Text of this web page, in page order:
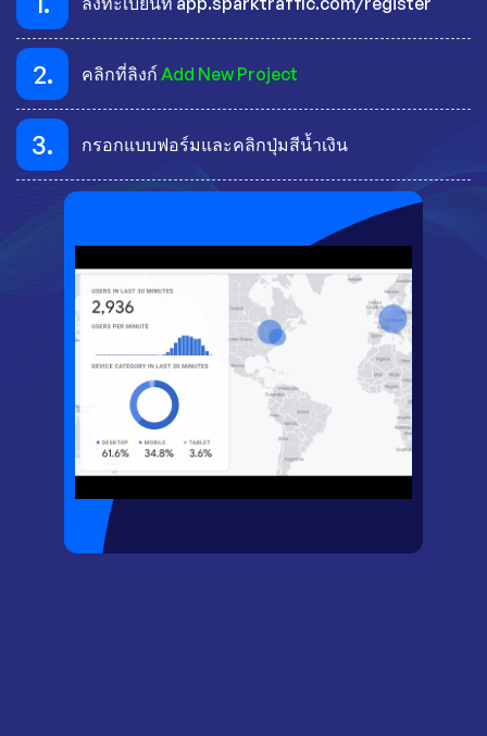
2. คลิกที่ลิงก์ Add New Project
3. กรอกแบบฟอร์มและคลิกปุ่มสีน้ำเงิน